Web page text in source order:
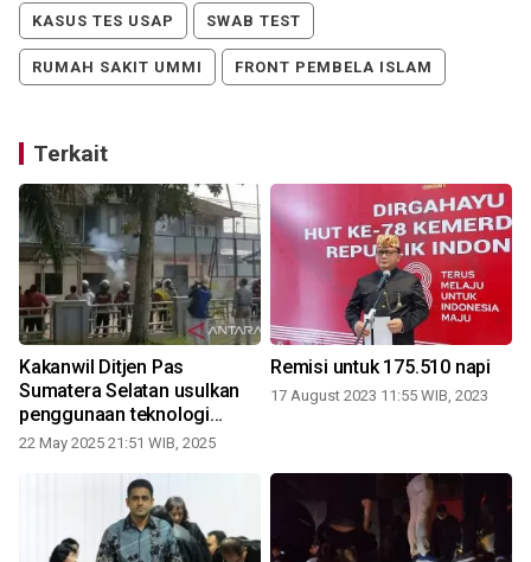
KASUS TES USAP SWAB TEST
RUMAH SAKIT UMMI FRONT PEMBELA ISLAM
Terkait
Kakanwil Ditjen Pas
Sumatera Selatan usulkan
penggunaan teknologi
pendekteksi ponsel di lapas
22 May 2025 21:51 WIB, 2025
Remisi untuk 175.510 napi
17 August 2023 11:55 WIB, 2023